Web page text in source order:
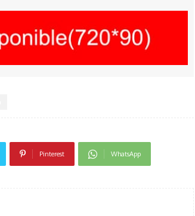
Pinterest WhatsApp